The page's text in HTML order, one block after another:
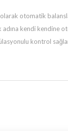
otomatik
kendi kendine
kontrol